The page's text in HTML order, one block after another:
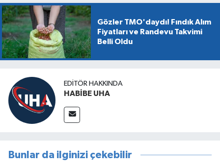
Gözler TMO'daydı! Fındık Alım
Fiyatları ve Randevu Takvimi
Belli Oldu
EDITÖR HAKKINDA
HABİBE UHA
Bunlar da ilginizi çekebilir